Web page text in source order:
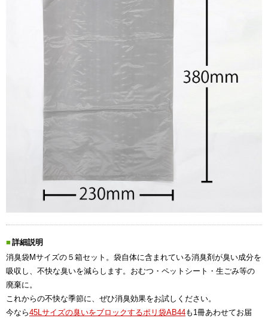
詳細説明
消臭袋Mサイズの５箱セット。袋自体に含まれている消臭剤が臭い成分を
吸収し、不快な臭いを減らします。おむつ・ペットシート・生ごみ等の
廃棄に。
これからの不快な季節に、ぜひ消臭効果をお試しください。
今なら45Lサイズの臭いをブロックするポリ袋AB44も1冊あわせてお届